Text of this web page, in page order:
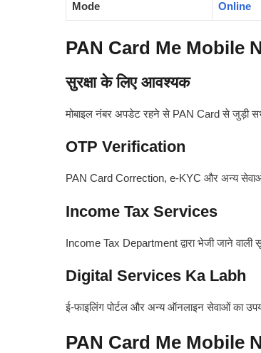
Mode Online
PAN Card Me Mobile
सुरक्षा के लिए आवश्यक
मोबाइल नंबर अपडेट रहने से PAN Card से जुड़ी सभी
OTP Verification
PAN Card Correction, e-KYC और अन्य
Income Tax Services
Income Tax Department द्वारा भेजी जाने वाली
Digital Services Ka Labh
ई-फाइलिंग पोर्टल और अन्य ऑनलाइन सेवाओं का
PAN Card Me Mobile